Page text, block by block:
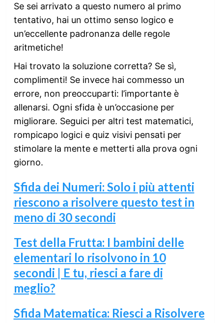
Se sei arrivato a questo numero al primo
tentativo, hai un ottimo senso logico e
un’eccellente padronanza delle regole
aritmetiche!
Hai trovato la soluzione corretta? Se sì,
complimenti! Se invece hai commesso un
errore, non preoccuparti: l’importante è
allenarsi. Ogni sfida è un’occasione per
migliorare. Seguici per altri test matematici,
rompicapo logici e quiz visivi pensati per
stimolare la mente e metterti alla prova ogni
giorno.
Sfida dei Numeri: Solo i più attenti
riescono a risolvere questo test in
meno di 30 secondi
Test della Frutta: I bambini delle
elementari lo risolvono in 10
secondi | E tu, riesci a fare di
meglio?
Sfida Matematica: Riesci a Risolvere